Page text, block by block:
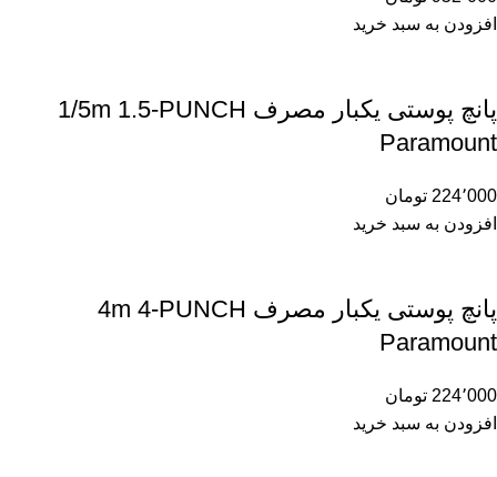
افزودن به سبد خرید
پانچ پوستی یکبار مصرف 1/5m 1.5-PUNCH
Paramount
224٬000 تومان
افزودن به سبد خرید
پانچ پوستی یکبار مصرف 4m 4-PUNCH
Paramount
224٬000 تومان
افزودن به سبد خرید